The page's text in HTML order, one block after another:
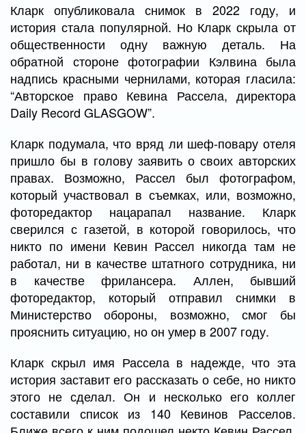
Кларк опубликовала снимок в 2022 году, и
история стала популярной. Но Кларк скрыла от
общественности одну важную деталь. На
обратной стороне фотографии Кэлвина была
надпись красными чернилами, которая гласила:
“Авторское право Кевина Рассела, директора
Daily Record GLASGOW”.
Кларк подумала, что вряд ли шеф-повару отеля
пришло бы в голову заявить о своих авторских
правах. Возможно, Рассел был фотографом,
который участвовал в съемках, или, возможно,
фоторедактор нацарапал название. Кларк
сверился с газетой, в которой говорилось, что
никто по имени Кевин Рассел никогда там не
работал, ни в качестве штатного сотрудника, ни
в качестве фрилансера. Аллен, бывший
фоторедактор, который отправил снимки в
Министерство обороны, возможно, смог бы
прояснить ситуацию, но он умер в 2007 году.
Кларк скрыл имя Рассела в надежде, что эта
история заставит его рассказать о себе, но никто
этого не сделал. Он и несколько его коллег
составили список из 140 Кевинов Расселов.